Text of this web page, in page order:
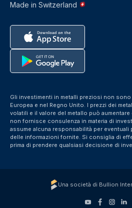
Made in Switzerland
Gli investimenti in metalli preziosi non
Europea e nel Regno Unito. I prezzi dei
volatili e il valore del metallo può aumentare
non fornisce consulenza in materia di
assume alcuna responsabilità per
delle informazioni fornite. Si consiglia di
prima di prendere qualsiasi decisione di
Una società di Bullion